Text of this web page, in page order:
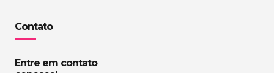
Contato
Entre em contato